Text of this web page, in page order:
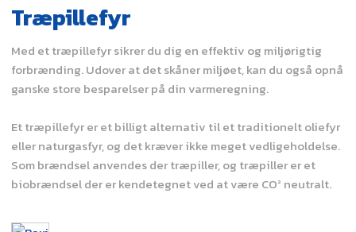
Træpillefyr
Med et træpillefyr sikrer du dig en effektiv og miljørigtig
forbrænding. Udover at det skåner miljøet, kan du også opnå
ganske store besparelser på din varmeregning.
Et træpillefyr er et billigt alternativ til et traditionelt oliefyr
eller naturgasfyr, og det kræver ikke meget vedligeholdelse.
Som brændsel anvendes der træpiller, og træpiller er et
biobrændsel der er kendetegnet ved at være CO² neutralt.